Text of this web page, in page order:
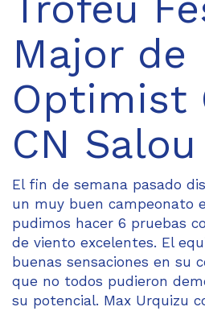
Major de
Optimist
CN Salou
El fin de semana pasado
un muy buen campeonato
pudimos hacer 6 pruebas
de viento excelentes. El
buenas sensaciones en su
que no todos pudieron
su potencial. Max Urquizu